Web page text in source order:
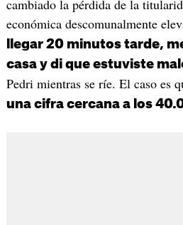
cambiado la pérdida de la
económica descomunalmente
llegar 20 minutos tarde,
casa y di que estuviste
Pedri mientras se ríe. El caso es
una cifra cercana a los